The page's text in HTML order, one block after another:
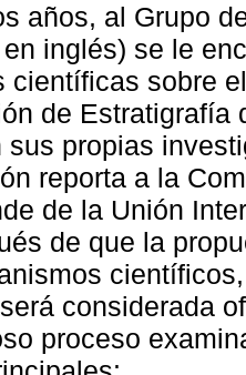
años, al Grupo
inglés) se le
científicas sobre
de Estratigrafía
sus propias
reporta a la
de la Unión
de que la
considerada
proceso